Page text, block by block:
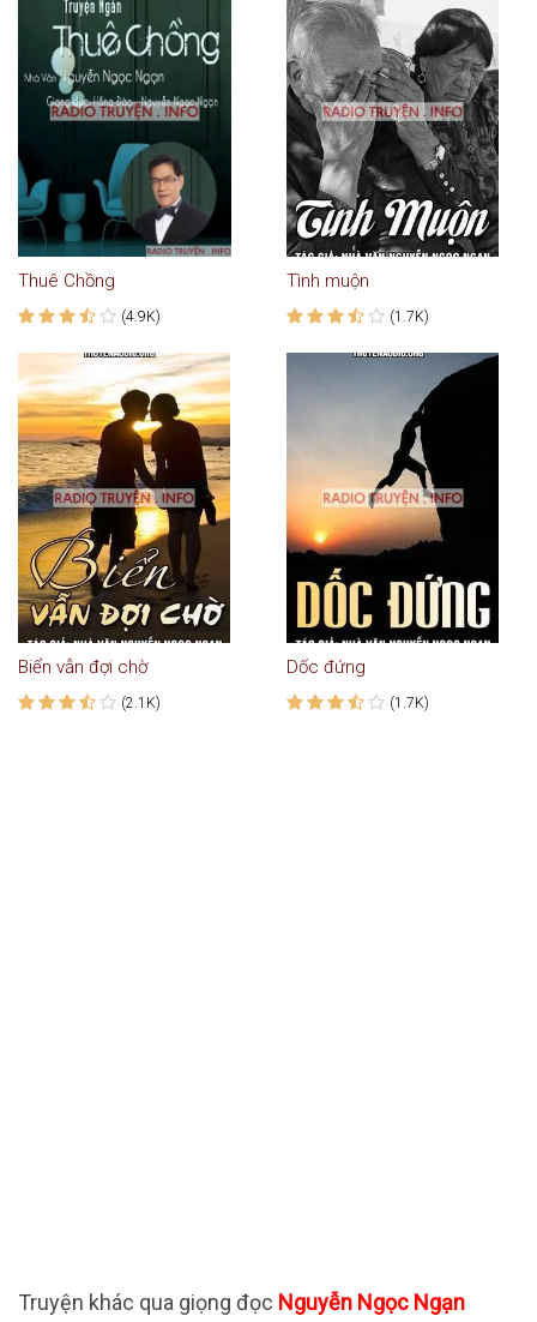
Thuê Chồng
(4.9K)
Tình muộn
(1.7K)
Biển vẫn đợi chờ
(2.1K)
Dốc đứng
(1.7K)
Truyện khác qua giọng đọc Nguyễn Ngọc Ngạn